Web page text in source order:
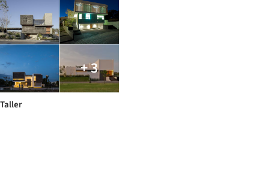
+ 3
Taller